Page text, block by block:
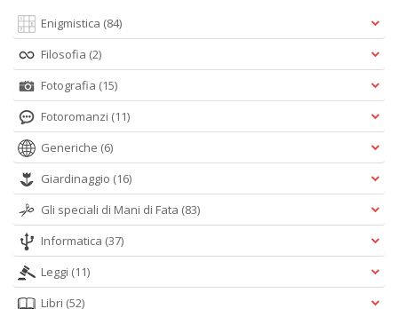
Enigmistica (84)
Filosofia (2)
Fotografia (15)
Fotoromanzi (11)
Generiche (6)
Giardinaggio (16)
Gli speciali di Mani di Fata (83)
Informatica (37)
Leggi (11)
Libri (52)